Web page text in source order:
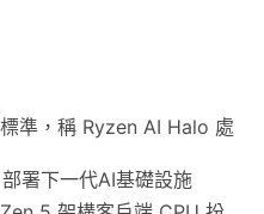
準，稱 Ryzen AI Halo 處
署下一代AI基礎設施